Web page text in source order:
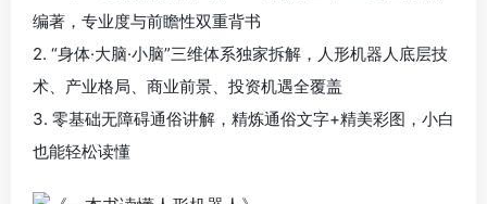
编著，专业度与前瞻性双重背书
2. “身体·大脑·小脑”三维体系独家拆解，人形机器人底层技
术、产业格局、商业前景、投资机遇全覆盖
3. 零基础无障碍通俗讲解，精炼通俗文字+精美彩图，小白
也能轻松读懂